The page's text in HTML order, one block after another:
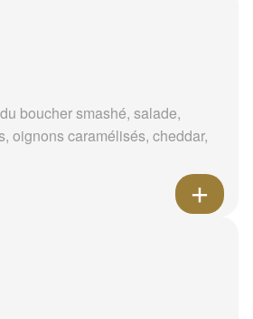
boucher smashé, salade,
oignons caramélisés, cheddar,